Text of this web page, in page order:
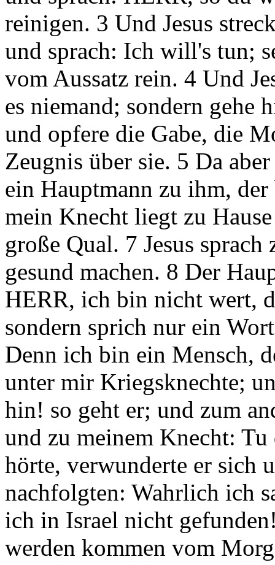
reinigen. 3 Und Jesus
und sprach: Ich will's tun;
vom Aussatz rein. 4 Und
es niemand; sondern gehe
und opfere die Gabe, die
Zeugnis über sie. 5 Da
ein Hauptmann zu ihm,
mein Knecht liegt zu
große Qual. 7 Jesus
gesund machen. 8 Der
HERR, ich bin nicht wert,
sondern sprich nur ein
Denn ich bin ein Mensch,
unter mir Kriegsknechte;
hin! so geht er; und zum
und zu meinem Knecht: Tu
hörte, verwunderte er sich
nachfolgten: Wahrlich ich
ich in Israel nicht
werden kommen vom